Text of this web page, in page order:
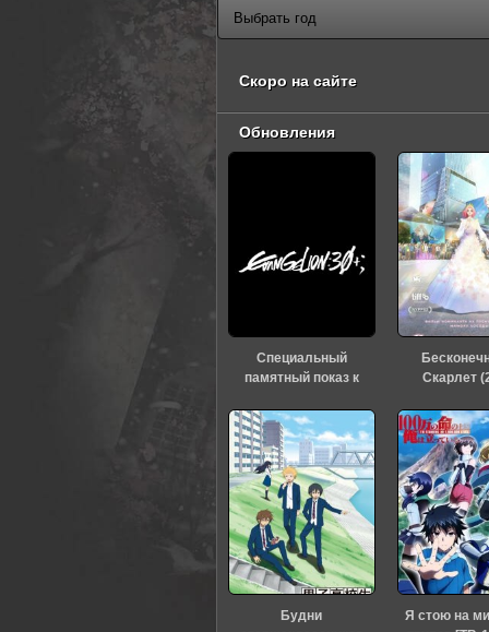
Скоро на сайте
Обновления
Специальный
памятный показ к
«Евангелиона» (2026)
Скарлет
Будни
Я стою на